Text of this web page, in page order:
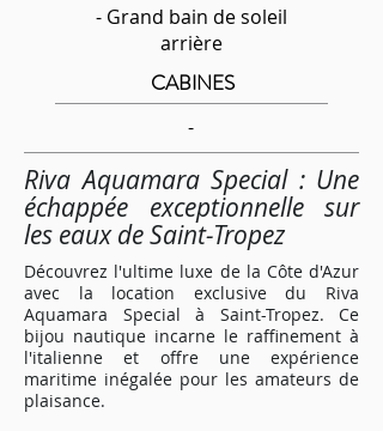
- Grand bain de soleil
arrière
CABINES
-
Riva Aquamara Special : Une
échappée exceptionnelle sur
les eaux de Saint-Tropez
Découvrez l'ultime luxe de la Côte d'Azur
avec la location exclusive du Riva
Aquamara Special à Saint-Tropez. Ce
bijou nautique incarne le raffinement à
l'italienne et offre une expérience
maritime inégalée pour les amateurs de
plaisance.